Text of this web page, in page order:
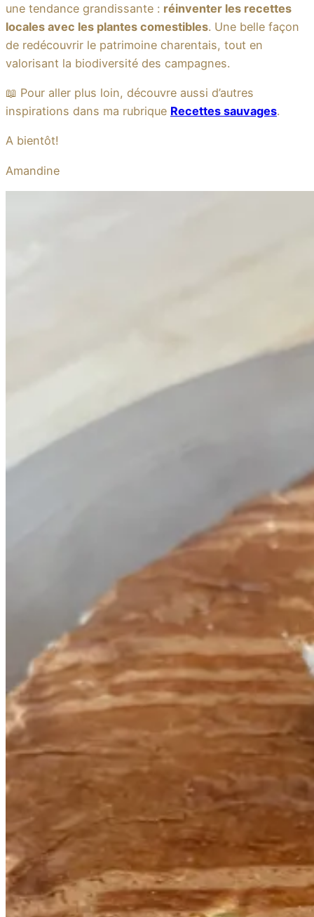
une tendance grandissante : réinventer les recettes
locales avec les plantes comestibles. Une belle façon
de redécouvrir le patrimoine charentais, tout en
valorisant la biodiversité des campagnes.
📖 Pour aller plus loin, découvre aussi d’autres
inspirations dans ma rubrique Recettes sauvages.
A bientôt!
Amandine